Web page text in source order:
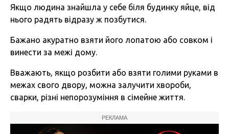
Якщо людина знайшла у себе біля будинку яйце, від
нього радять відразу ж позбутися.
Бажано акуратно взяти його лопатою або совком і
винести за межі дому.
Вважають, якщо розбити або взяти голими руками в
межах свого двору, можна залучити хвороби,
сварки, різні непорозуміння в сімейне життя.
РЕКЛАМА